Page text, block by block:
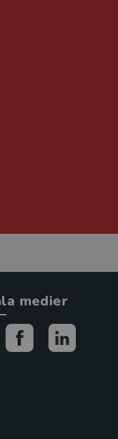
medier